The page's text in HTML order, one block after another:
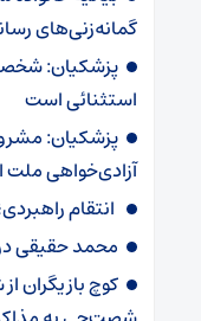
گمانه‌زنی‌های
پزشکیان:
استثنائی است
پزشکیان:
آزادی‌خواهی ملت
انتقام
محمد حقیقی
کوچ بازیگران